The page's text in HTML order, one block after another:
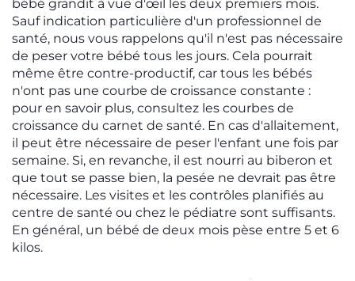
bébé grandit à vue d'œil les deux premiers mois.
Sauf indication particulière d'un professionnel de
santé, nous vous rappelons qu'il n'est pas nécessaire
de peser votre bébé tous les jours. Cela pourrait
même être contre-productif, car tous les bébés
n'ont pas une courbe de croissance constante :
pour en savoir plus, consultez les courbes de
croissance du carnet de santé. En cas d'allaitement,
il peut être nécessaire de peser l'enfant une fois par
semaine. Si, en revanche, il est nourri au biberon et
que tout se passe bien, la pesée ne devrait pas être
nécessaire. Les visites et les contrôles planifiés au
centre de santé ou chez le pédiatre sont suffisants.
En général, un bébé de deux mois pèse entre 5 et 6
kilos.